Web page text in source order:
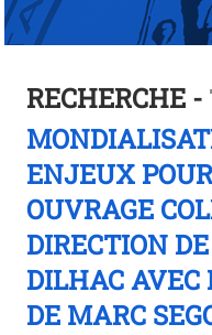
RECHERCHE -
ENJEUX
OUVRAGE
DIRECTION
DILHAC
DE MARC